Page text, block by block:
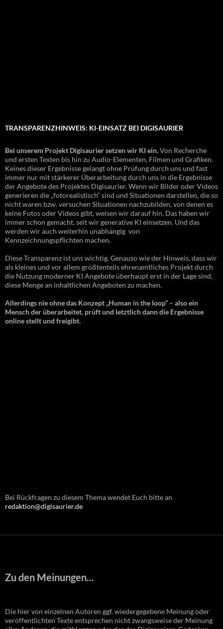
TRANSPARENZHINWEIS: KI-EINSATZ BEI DIGISAURIER
Bei unserem Projekt Digisaurier setzen wir KI ein.Von Recherche
und ersten Texten bis hin zu Audio-Elementen, Filmen und Grafiken.
Keines dieser Ergebnisse gelangt ohne Prüfung durch uns und fast
immer nur mit stärkerer Überarbeitung durch uns in die Ergebnisse
der Angebote des Projektes Digisaurier. Wenn wir Bilder oder Videos
generieren die „fotorealistisch“ sind und Situationen darstellen, die so
nicht waren bzw. versuchen Situationen nachzubilden, von denen es
keine Fotos oder Videos gibt, weisen wir darauf hin. Das haben wir
immer schon gemacht, seit wir generative KI einsetzen. Und das
werden wir auch weiterhin unabhängig von
Kennzeichnungspflichten machen.
Diese Transparenz ist uns wichtig. Genauso wie der Hinweis, dass wir
als kleines und vor allem größtenteils ehrenamtliches Projekt durch
die Nutzung moderner KI Angebote überhaupt erst in der Lage sind,
diese Menge an inhaltlichen Angeboten zu machen.
Allerdings nie ohne das Konzept „Human in the loop“ – also ein
Mensch der überarbeitet, prüft und letztlich dann die Ergebnisse
online stellt und freigibt.
Bei Rückfragen zu diesem Thema wendet Euch bitte an
redaktion@digisaurier.de
Zu den Meinungen...
Die hier von einzelnen Autoren ggf. wiedergegebene Meinung oder
veröffentlichten Texte entsprechen nicht zwangsweise der Meinung